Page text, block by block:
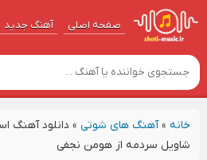
صفحه اصلی آهنگ‌ جدید
خانه»آهنگ های شوتی» دانلود آهنگ
شاویل سردمه از هومن نجفی